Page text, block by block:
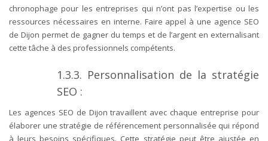
chronophage pour les entreprises qui n’ont pas l’expertise ou les
ressources nécessaires en interne. Faire appel à une agence SEO
de Dijon permet de gagner du temps et de l’argent en externalisant
cette tâche à des professionnels compétents.
1.3.3. Personnalisation de la stratégie
SEO :
Les agences SEO de Dijon travaillent avec chaque entreprise pour
élaborer une stratégie de référencement personnalisée qui répond
à leurs besoins spécifiques. Cette stratégie peut être ajustée en